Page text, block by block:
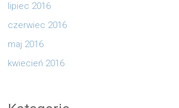
lipiec 2016
czerwiec 2016
maj 2016
kwiecień 2016